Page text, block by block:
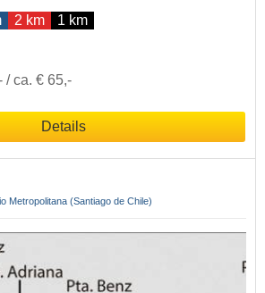
2 km 1 km
/ ca. € 65,-
Details
Metropolitana (Santiago de Chile)